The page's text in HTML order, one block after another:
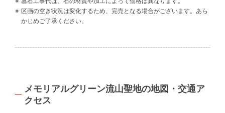
区画の空き状況は変化するため、完売となる場合がございます。あら
かじめご了承ください。
メモリアルグリーン流山聖地の地図・交通ア
クセス